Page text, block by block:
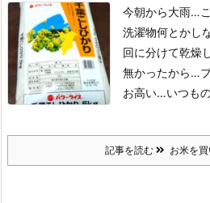
今朝から大雨…
洗濯物何とかし
回に分けて乾燥
無かったから…
お高い…いつも
記事を読む お米を